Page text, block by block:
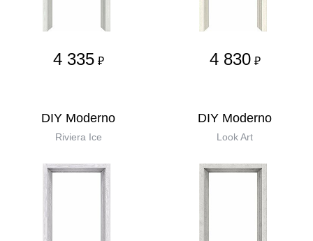
4 335 ₽ 4 830 ₽
DIY Moderno
Riviera Ice
DIY Moderno
Look Art